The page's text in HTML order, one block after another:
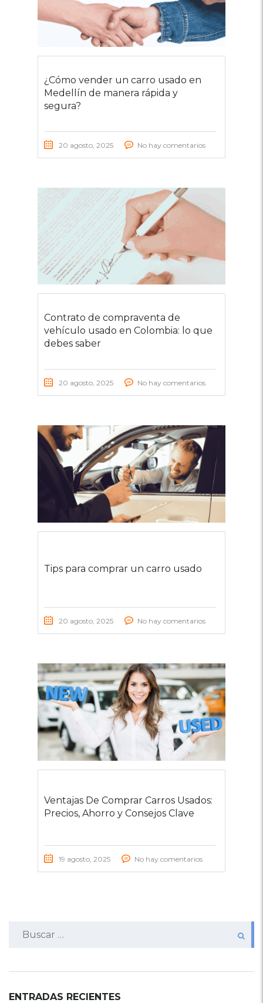
¿Cómo vender un carro usado en
Medellín de manera rápida y
segura?
20 agosto, 2025 No hay comentarios
Contrato de compraventa de
vehículo usado en Colombia: lo que
debes saber
20 agosto, 2025 No hay comentarios
Tips para comprar un carro usado
20 agosto, 2025 No hay comentarios
Ventajas De Comprar Carros Usados:
Precios, Ahorro y Consejos Clave
19 agosto, 2025 No hay comentarios
ENTRADAS RECIENTES